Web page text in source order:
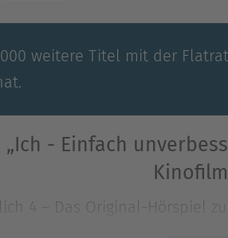
weitere Titel mit der
- Einfach
4 – Das Original-Hörspiel